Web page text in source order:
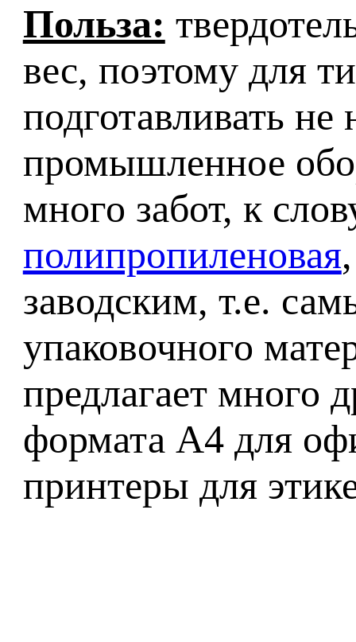
Польза:
вес, поэтому для
подготавливать
промышленное
много забот, к
полипропиленовая
заводским, т.е.
упаковочного
предлагает много
формата А4 для
принтеры для